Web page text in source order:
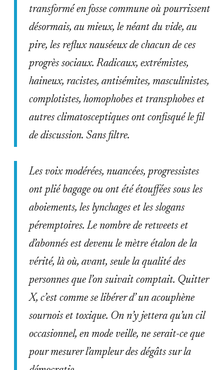
transformé en fosse commune où pourrissent
désormais, au mieux, le néant du vide, au
pire, les reflux nauséeux de chacun de ces
progrès sociaux. Radicaux, extrémistes,
haineux, racistes, antisémites, masculinistes,
complotistes, homophobes et transphobes et
autres climatosceptiques ont confisqué le fil
de discussion. Sans filtre.
Les voix modérées, nuancées, progressistes
ont plié bagage ou ont été étouffées sous les
aboiements, les lynchages et les slogans
péremptoires. Le nombre de retweets et
d’abonnés est devenu le mètre étalon de la
vérité, là où, avant, seule la qualité des
personnes que l’on suivait comptait. Quitter
X, c’est comme se libérer d’ un acouphène
sournois et toxique. On n’y jettera qu’un cil
occasionnel, en mode veille, ne serait-ce que
pour mesurer l’ampleur des dégâts sur la